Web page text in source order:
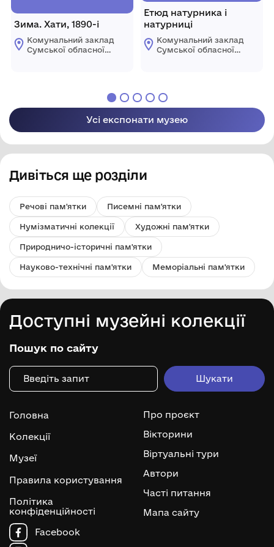
Зима. Хати, 1890-і
Комунальний заклад
Сумської обласної
Етюд натурника і
натурниці
Комунальний заклад
Сумської обласної
Усі експонати музею
Дивіться ще розділи
Речові пам'ятки Писемні пам'ятки
Нумізматичні колекції Художні пам'ятки
Природничо-історичні пам'ятки
Науково-технічні пам'ятки Меморіальні пам'ятки
Доступні музейні колекції
Пошук по сайту
Головна
Колекції
Музеї
Правила користування
Політика
конфіденційності
Про проєкт
Вікторини
Віртуальні тури
Автори
Часті питання
Мапа сайту
Facebook